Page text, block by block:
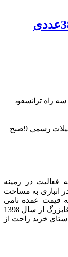
راه ترانسفو،
همه روزه حتی جمعه ها غیر از دوشنبه ها و تعطیلات رسمی 9صبح
از 20 سال سابقه فعالیت در زمینه
به مساحت
قیمت عمده نامی
آشنا در این عرصه میباشد. فروشگاه اینترنتی آقابزرگ از سال 1398
خرید راحت از